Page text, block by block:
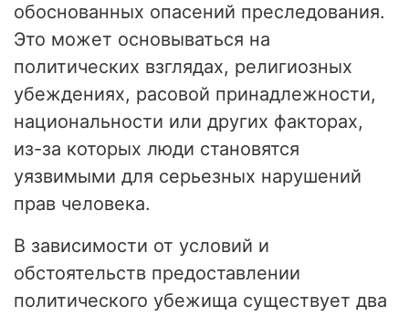
обоснованных опасений преследования.
Это может основываться на
политических взглядах, религиозных
убеждениях, расовой принадлежности,
национальности или других факторах,
из-за которых люди становятся
уязвимыми для серьезных нарушений
прав человека.
В зависимости от условий и
обстоятельств предоставлении
политического убежища существует два